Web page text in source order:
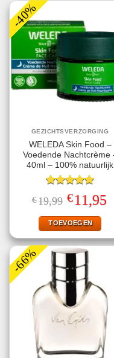
-40%
GEZICHTSVERZORGING
WELEDA Skin Food –
Voedende Nachtcrème
40ml – 100% natuurlijk
Gewaardeerd
5.00uit 5
€19,99
prijs
was:
€19,99.
€11,95
TOEVOEGEN
-66%